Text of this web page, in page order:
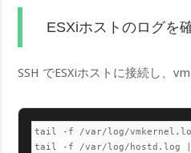
ESXiホストのログを
SSH でESXiホストに接続し、
tail -f /var/log/
tail -f /var/log/hostd.log |